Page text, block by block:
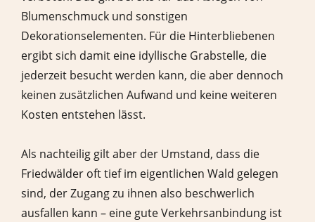
Blumenschmuck und sonstigen
Dekorationselementen. Für die Hinterbliebenen
ergibt sich damit eine idyllische Grabstelle, die
jederzeit besucht werden kann, die aber dennoch
keinen zusätzlichen Aufwand und keine weiteren
Kosten entstehen lässt.
Als nachteilig gilt aber der Umstand, dass die
Friedwälder oft tief im eigentlichen Wald gelegen
sind, der Zugang zu ihnen also beschwerlich
ausfallen kann – eine gute Verkehrsanbindung ist